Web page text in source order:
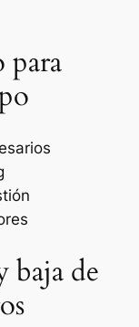
para
baja de